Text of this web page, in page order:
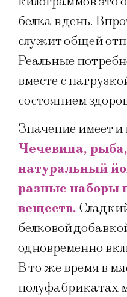
белка в день.
служит общей
Реальные
вместе с
состоянием
Значение имеет и
Чечевица,
натуральный
разные наборы
веществ.
белковой
одновременно
В то же время в
полуфабрикатах